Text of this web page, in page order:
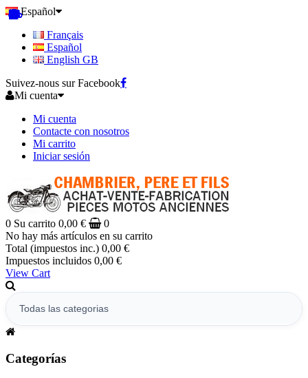
Español
Français
Español
English GB
Suivez-nous sur Facebook
Mi cuenta
Mi cuenta
Contacte con nosotros
Mi carrito
Iniciar sesión
0 Su carrito 0,00 €
0
No hay más artículos en su carrito
Total (impuestos inc.) 0,00 €
Impuestos incluidos 0,00 €
View Cart
Categorías